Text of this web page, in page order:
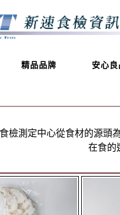
精品品牌 安心良
檢測定中心從食材的源頭
在食的